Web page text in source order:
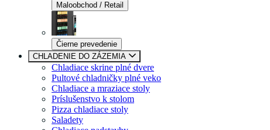
Maloobchod / Retail
Čierne prevedenie
CHLADENIE DO ZÁZEMIA
Chladiace skrine plné dvere
Pultové chladničky plné veko
Chladiace a mraziace stoly
Príslušenstvo k stolom
Pizza chladiace stoly
Saladety